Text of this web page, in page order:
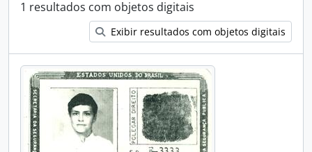
1 resultados com objetos digitais
Exibir resultados com objetos digitais